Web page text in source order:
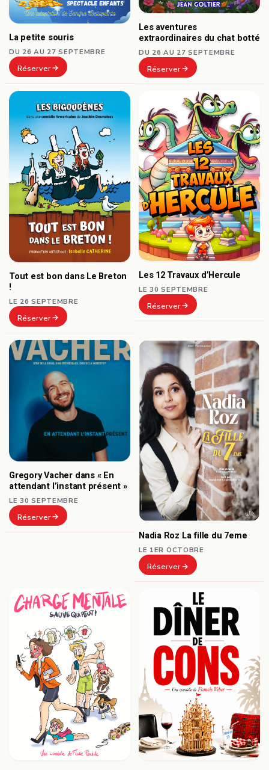
La petite souris
DU 26 AU 27 SEPTEMBRE
Réserver
Les aventures
extraordinaires du chat botté
DU 26 AU 27 SEPTEMBRE
Réserver
Tout est bon dans Le Breton
!
LE 26 SEPTEMBRE
Réserver
Les 12 Travaux d’Hercule
LE 30 SEPTEMBRE
Réserver
Gregory Vacher dans « En
attendant l’instant présent »
LE 30 SEPTEMBRE
Réserver
Nadia Roz La fille du 7eme
LE 1ER OCTOBRE
Réserver